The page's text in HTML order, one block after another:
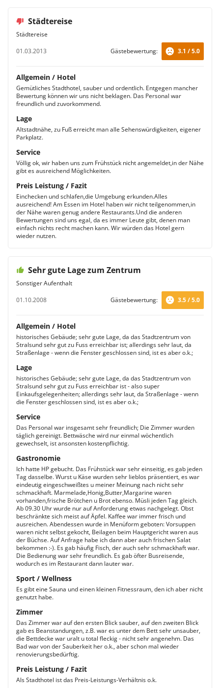
Städtereise
Städtereise
01.03.2013
Gästebewertung: 3.1 / 5.0
Allgemein / Hotel
Gemütliches Stadthotel, sauber und ordentlich. Entgegen mancher
Bewertung können wir uns nicht beklagen. Das Personal war
freundlich und zuvorkommend.
Lage
Altstadtnähe, zu Fuß erreicht man alle Sehenswürdigkeiten, eigener
Parkplatz.
Service
Völlig ok, wir haben uns zum Frühstück nicht angemeldet,in der Nähe
gibt es ausreichend Möglichkeiten.
Preis Leistung / Fazit
Einchecken und schlafen,die Umgebung erkunden.Alles
ausreichend! Am Essen im Hotel haben wir nicht teilgenommen,in
der Nähe waren genug andere Restaurants.Und die anderen
Bewertungen sind uns egal, da es immer Leute gibt, denen man
einfach nichts recht machen kann. Wir würden das Hotel gern
wieder nutzen.
Sehr gute Lage zum Zentrum
Sonstiger Aufenthalt
01.10.2008
Gästebewertung: 3.5 / 5.0
Allgemein / Hotel
historisches Gebäude; sehr gute Lage, da das Stadtzentrum von
Stralsund sehr gut zu Fuss erreichbar ist; allerdings sehr laut, da
Straßenlage - wenn die Fenster geschlossen sind, ist es aber o.k.;
Lage
historisches Gebäude; sehr gute Lage, da das Stadtzentrum von
Stralsund sehr gut zu Fuss erreichbar ist - also super
Einkaufsgelegenheiten; allerdings sehr laut, da Straßenlage - wenn
die Fenster geschlossen sind, ist es aber o.k.;
Service
Das Personal war insgesamt sehr freundlich; Die Zimmer wurden
täglich gereinigt. Bettwäsche wird nur einmal wöchentlich
gewechselt, ist ansonsten kostenpflichtig.
Gastronomie
Ich hatte HP gebucht. Das Frühstück war sehr einseitig, es gab jeden
Tag dasselbe. Wurst u Käse wurden sehr lieblos präsentiert, es war
eindeutig eingeschweißtes u meiner Meinung nach nicht sehr
schmackhaft. Marmelade,Honig,Butter,Margarine waren
vorhanden,frische Brötchen u Brot ebenso. Müsli jeden Tag gleich.
Ab 09.30 Uhr wurde nur auf Anforderung etwas nachgelegt. Obst
beschränkte sich meist auf Äpfel. Kaffee war immer frisch und
ausreichen. Abendessen wurde in Menüform geboten: Vorsuppen
waren nicht selbst gekocht, Beilagen beim Hauptgericht waren aus
der Büchse. Auf Anfrage habe ich dann aber auch frischen Salat
bekommen :-). Es gab häufig Fisch, der auch sehr schmackhaft war.
Die Bedienung war sehr freundlich. Es gab öfter Busreisende,
wodurch es im Restaurant dann lauter war.
Sport / Wellness
Es gibt eine Sauna und einen kleinen Fitnessraum, den ich aber nicht
genutzt habe.
Zimmer
Das Zimmer war auf den ersten Blick sauber, auf den zweiten Blick
gab es Beanstandungen, z.B. war es unter dem Bett sehr unsauber,
die Bettdecke war uralt u total fleckig - nicht sehr angenehm. Das
Bad war von der Sauberkeit her o.k., aber schon mal wieder
renovierungsbedürftig.
Preis Leistung / Fazit
Als Stadthotel ist das Preis-Leistungs-Verhältnis o.k.